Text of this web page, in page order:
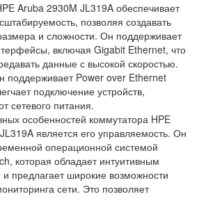
Aruba 2930M JL319A обеспечивает
позволяя создавать
и сложности. Он поддерживает
включая Gigabit Ethernet, что
данные с высокой скоростью.
поддерживает Power over Ethernet
подключение устройств,
сетевого питания.
особенностей коммутатора HPE
является его управляемость. Он
операционной системой
которая обладает интуитивным
предлагает широкие возможности
сети. Это позволяет